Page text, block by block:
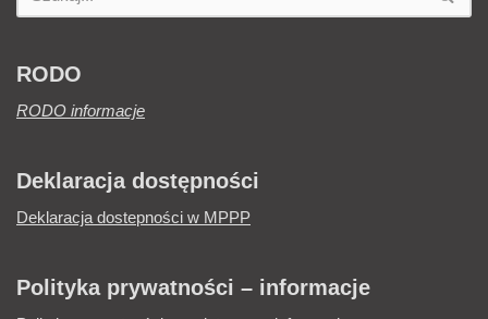
RODO
RODO informacje
Deklaracja dostępności
Deklaracja dostepności w MPPP
Polityka prywatności – informacje